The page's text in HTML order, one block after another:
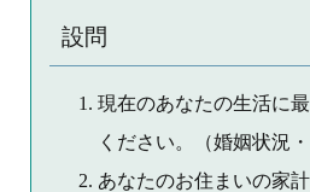
設問
現在のあなたの生活に
ください。（婚姻状況・
あなたのお住まいの家